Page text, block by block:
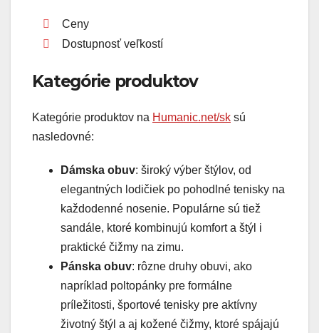
Ceny
Dostupnosť veľkostí
Kategórie produktov
Kategórie produktov na Humanic.net/sk sú
nasledovné:
Dámska obuv: široký výber štýlov, od
elegantných lodičiek po pohodlné tenisky na
každodenné nosenie. Populárne sú tiež
sandále, ktoré kombinujú komfort a štýl i
praktické čižmy na zimu.
Pánska obuv: rôzne druhy obuvi, ako
napríklad poltopánky pre formálne
príležitosti, športové tenisky pre aktívny
životný štýl a aj kožené čižmy, ktoré spájajú